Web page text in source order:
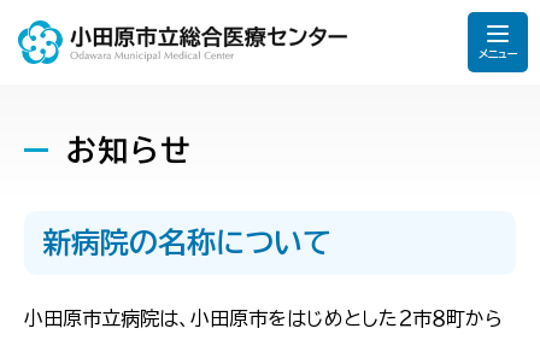
メニュー
お知らせ
新病院の名称について
小田原市立病院は、小田原市をはじめとした２市８町から